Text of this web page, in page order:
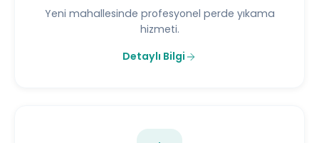
Yeni mahallesinde profesyonel perde yıkama
hizmeti.
Detaylı Bilgi